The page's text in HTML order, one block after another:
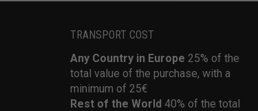
TRANSPORT COST
Any Country in Europe 25% of the
total value of the purchase, with a
minimum of 25€
Rest of the World 40% of the total